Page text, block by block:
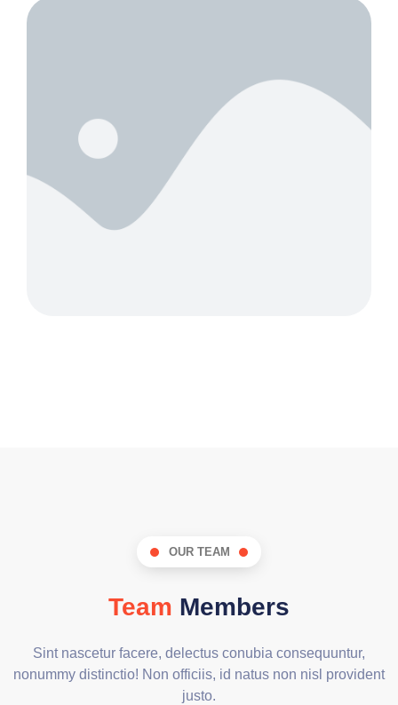
OUR TEAM
Team Members
Sint nascetur facere, delectus conubia consequuntur,
nonummy distinctio! Non officiis, id natus non nisl provident
justo.